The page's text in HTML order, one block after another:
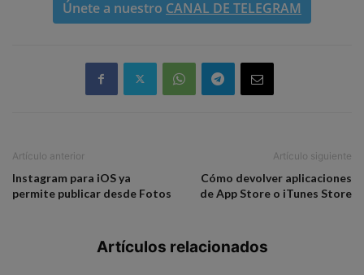
Únete a nuestro CANAL DE TELEGRAM
Artículo anterior
Instagram para iOS ya
permite publicar desde Fotos
Artículo siguiente
Cómo devolver aplicaciones
de App Store o iTunes Store
Artículos relacionados